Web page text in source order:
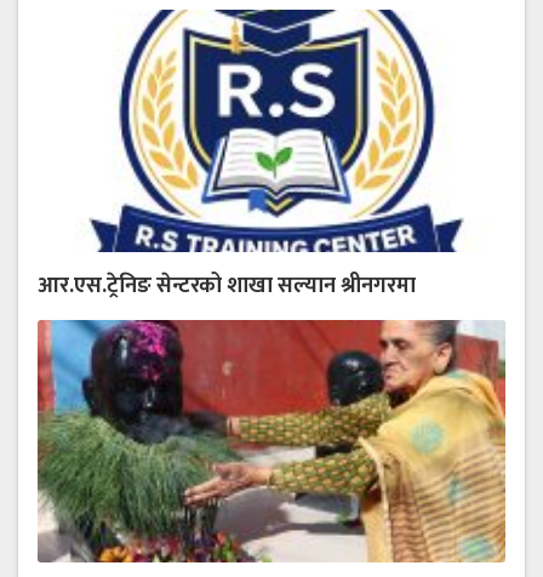
आर.एस.ट्रेनिङ सेन्टरको शाखा सल्यान श्रीनगरमा